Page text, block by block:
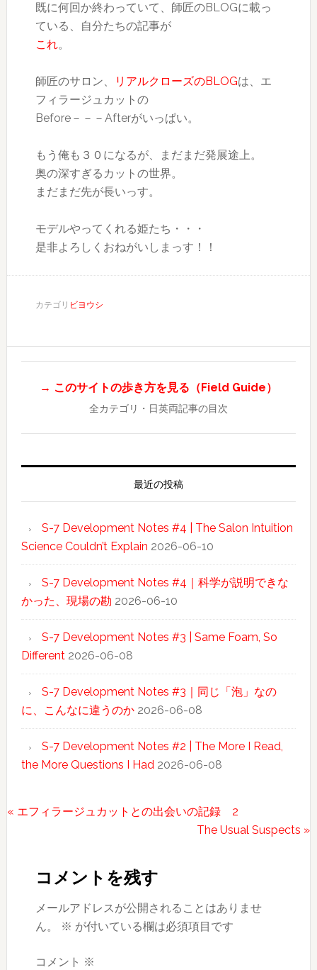
既に何回か終わっていて、師匠のBLOGに載っ
ている、自分たちの記事が
これ。
師匠のサロン、 リアルクローズのBLOGは、エ
フィラージュカットの
Before－－－Afterがいっぱい。
もう俺も３０になるが、まだまだ発展途上。
奥の深すぎるカットの世界。
まだまだ先が長いっす。
モデルやってくれる姫たち・・・
是非よろしくおねがいしまっす！！
カテゴリ ビヨウシ
→ このサイトの歩き方を見る（Field Guide）
全カテゴリ・日英両記事の目次
最近の投稿
S-7 Development Notes #4 | The Salon Intuition
Science Couldn’t Explain 2026-06-10
S-7 Development Notes #4｜科学が説明できな
かった、現場の勘 2026-06-10
S-7 Development Notes #3 | Same Foam, So
Different 2026-06-08
S-7 Development Notes #3｜同じ「泡」なの
に、こんなに違うのか 2026-06-08
S-7 Development Notes #2 | The More I Read,
the More Questions I Had 2026-06-08
前
« エフィラージュカットとの出会いの記録 2
次
The Usual Suspects »
Interactions
コメントを残す
メールアドレスが公開されることはありませ
ん。
※ が付いている欄は必須項目です
コメント ※